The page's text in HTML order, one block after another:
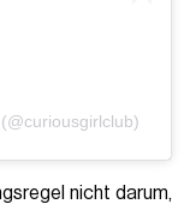
nicht darum,